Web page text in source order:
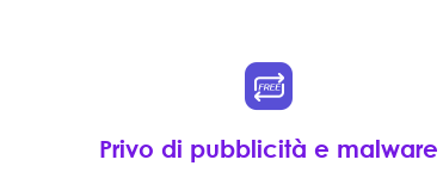
Privo di pubblicità e malware